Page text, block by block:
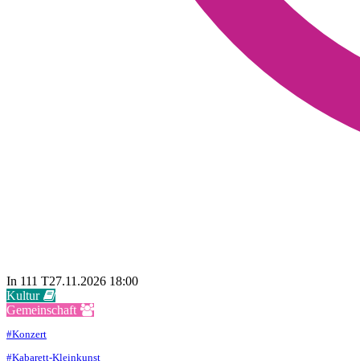
In 111 T27.11.2026 18:00
Kultur 
Gemeinschaft 
#Konzert
#Kabarett-Kleinkunst